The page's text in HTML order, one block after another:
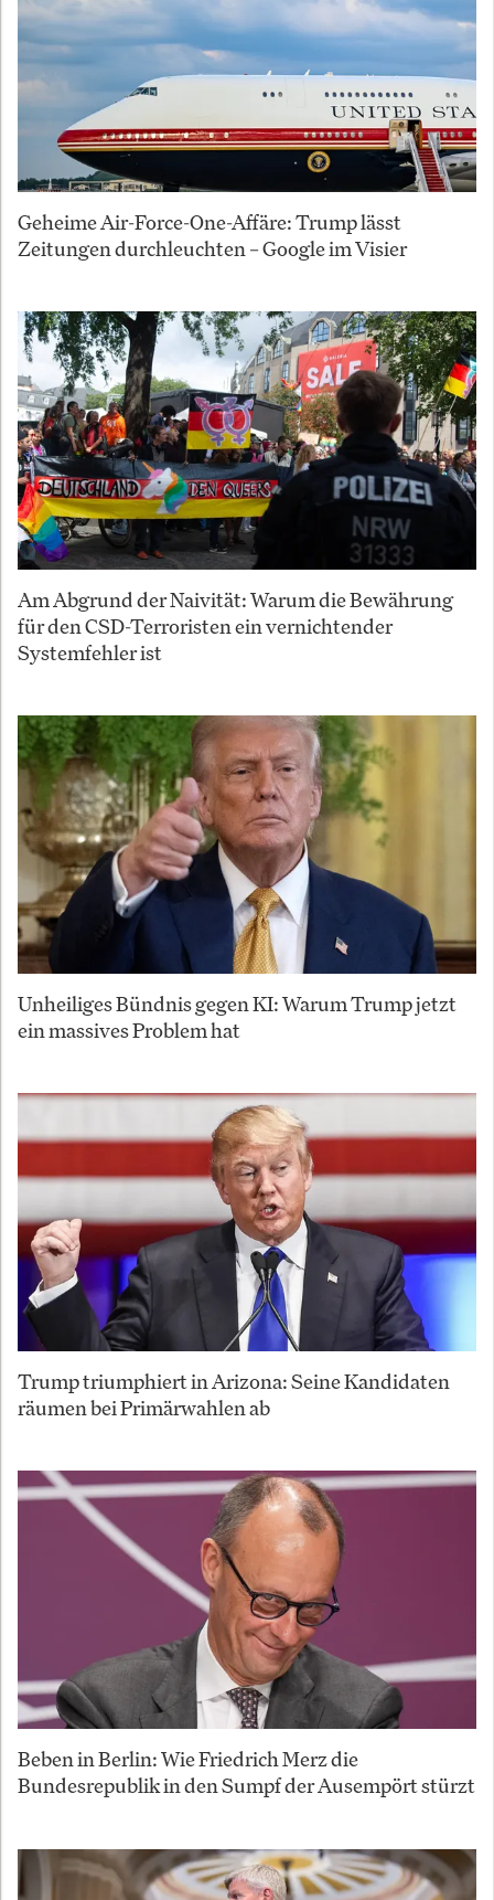
Geheime Air-Force-One-Affäre: Trump lässt
Zeitungen durchleuchten – Google im Visier
Am Abgrund der Naivität: Warum die Bewährung
für den CSD-Terroristen ein vernichtender
Systemfehler ist
Unheiliges Bündnis gegen KI: Warum Trump jetzt
ein massives Problem hat
Trump triumphiert in Arizona: Seine Kandidaten
räumen bei Primärwahlen ab
Beben in Berlin: Wie Friedrich Merz die
Bundesrepublik in den Sumpf der Ausempört stürzt